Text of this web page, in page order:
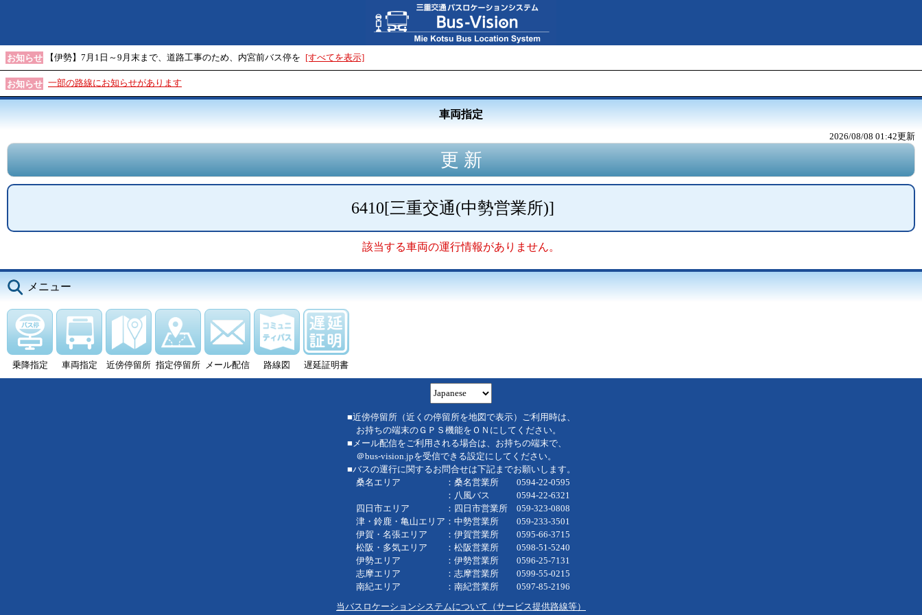
お知らせ 【伊勢】7月1日～9月末まで、道路工事のため、内宮前バス停を [すべてを表示]
お知らせ 一部の路線にお知らせがあります
車両指定
2026/08/08 01:42更新
6410[三重交通(中勢営業所)]
該当する車両の運行情報がありません。
メニュー
乗降指定 車両指定 近傍停留所 指定停留所 メール配信 路線図 遅延証明書
■近傍停留所（近くの停留所を地図で表示）ご利用時は、
お持ちの端末のＧＰＳ機能をＯＮにしてください。
■メール配信をご利用される場合は、お持ちの端末で、
＠bus-vision.jpを受信できる設定にしてください。
■バスの運行に関するお問合せは下記までお願いします。
桑名エリア ：桑名営業所 0594-22-0595
：八風バス 0594-22-6321
四日市エリア ：四日市営業所 059-323-0808
津・鈴鹿・亀山エリア：中勢営業所 059-233-3501
伊賀・名張エリア ：伊賀営業所 0595-66-3715
松阪・多気エリア ：松阪営業所 0598-51-5240
伊勢エリア ：伊勢営業所 0596-25-7131
志摩エリア ：志摩営業所 0599-55-0215
南紀エリア ：南紀営業所 0597-85-2196
当バスロケーションシステムについて（サービス提供路線等）